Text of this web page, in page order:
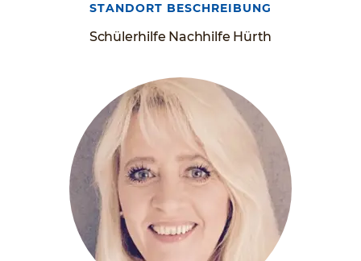
Schülerhilfe Nachhilfe Hürth
STANDORT BESCHREIBUNG